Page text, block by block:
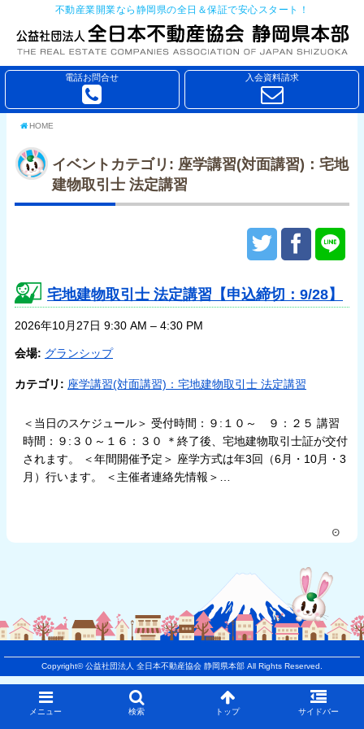
不動産業開業なら静岡県の全日＆保証で安心スタート！
電話お問合せ 入会資料請求
HOME
イベントカテゴリ: 座学講習(対面講習)：宅地
建物取引士 法定講習
宅地建物取引士 法定講習【申込締切：9/28】
2026年10月27日 9:30 AM – 4:30 PM
会場: グランシップ
カテゴリ: 座学講習(対面講習)：宅地建物取引士 法定講習
＜当日のスケジュール＞ 受付時間：９:１０～ ９：２５ 講習
時間：９:３０～１６：３０ ＊終了後、宅地建物取引士証が交付
されます。 ＜年間開催予定＞ 座学方式は年3回（6月・10月・3
月）行います。 ＜主催者連絡先情報＞…
Copyright©公益社団法人 全日本不動産協会 静岡県本部 All Rights Reserved.